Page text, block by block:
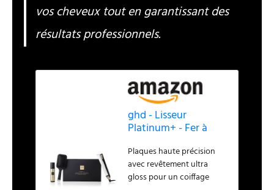
vos cheveux tout en garantissant des
résultats professionnels.
ghd - Lisseur
Platinum+ - Fer à
(Blanc) - Des
cheveux 75% plus
brillants et 70% plus
Plaques haute précision
avec revêtement ultra
gloss pour un coiffage